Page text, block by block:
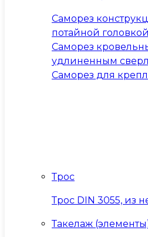
Саморез
потайной головкой
Саморез
удлиненным
Саморез для
Трос
Трос DIN 3055, из
Такелаж